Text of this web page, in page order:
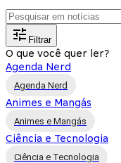
Filtrar
O que você quer ler?
Agenda Nerd
Agenda Nerd
Animes e Mangás
Animes e Mangás
Ciência e Tecnologia
Ciência e Tecnologia